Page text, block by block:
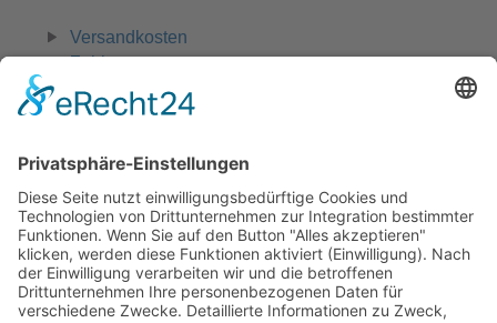
Versandkosten
Zahlungsarten
Widerruf
0 42 31 - 970 661
Zahlungsmöglichkeiten:Rechnung, Vorkasse